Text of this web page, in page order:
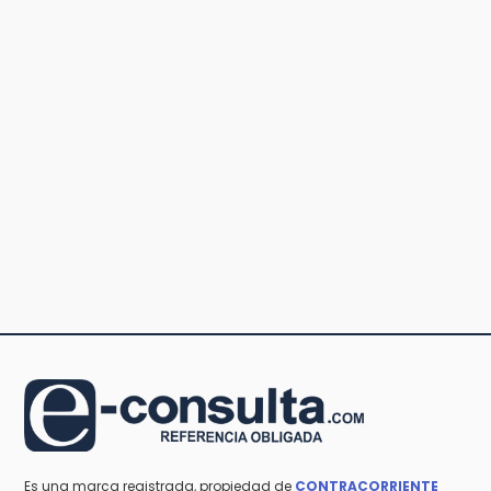
Es una marca registrada, propiedad de CONTRACORRIENTE